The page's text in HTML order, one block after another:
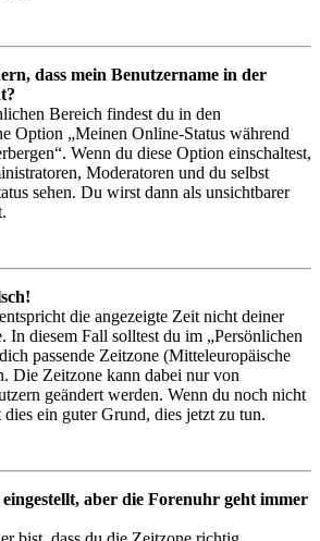
dass mein Benutzername in der
Bereich findest du in den
Option „Meinen Online-Status während
Wenn du diese Option einschaltest,
Moderatoren und du selbst
sehen. Du wirst dann als unsichtbarer
die angezeigte Zeit nicht deiner
In diesem Fall solltest du im „Persönlichen
passende Zeitzone (Mitteleuropäische
Die Zeitzone kann dabei nur von
geändert werden. Wenn du noch nicht
ein guter Grund, dies jetzt zu tun.
aber die Forenuhr geht immer